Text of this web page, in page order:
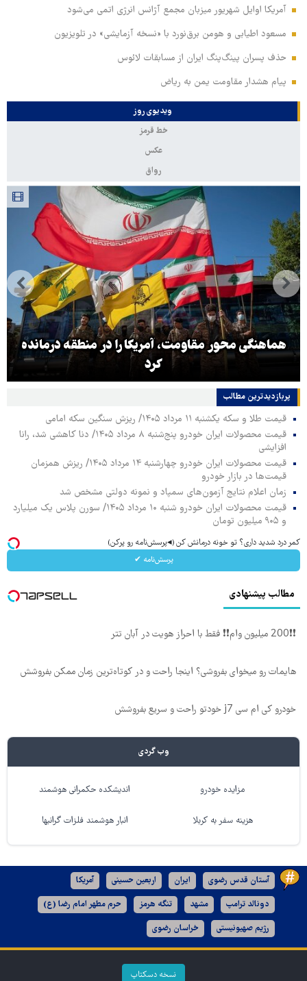
آمریکا اوایل شهریور میزبان مجمع آژانس انرژی اتمی می‌شود
مسعود اطیابی و هومن برق‌نورد با «نسخه آزمایشی» در تلویزیون
حذف پسران پینگ‌پنگ ایران از مسابقات لائوس
پیام هشدار مقاومت یمن به ریاض
ویدیوی روز
خط قرمز
عکس
رواق
هماهنگی محور مقاومت، آمریکا را در منطقه درمانده
کرد
پربازدیدترین‌ مطالب
قیمت طلا و سکه یکشنبه ۱۱ مرداد ۱۴۰۵/ ریزش سنگین سکه امامی
قیمت محصولات ایران خودرو پنج‌شنبه ۸ مرداد ۱۴۰۵/ دنا کاهشی شد، رانا
افزایشی
قیمت محصولات ایران خودرو چهارشنبه ۱۴ مرداد ۱۴۰۵/ ریزش همزمان
قیمت‌ها در بازار خودرو
زمان اعلام نتایج آزمون‌های سمپاد و نمونه دولتی مشخص شد
قیمت محصولات ایران خودرو شنبه ۱۰ مرداد ۱۴۰۵/ سورن پلاس یک میلیارد
و ۹۰۵ میلیون تومان
کمر درد شدید داری؟ تو خونه درمانش کن (◂پرسش‌نامه رو پرکن)
پرسش‌نامه ✔
مطالب پیشنهادی
❗❗200 میلیون وام❗❗ فقط با احراز هویت در آبان تتر
هایمات رو میخوای بفروشی؟ اینجا راحت و در کوتاه‌ترین زمان ممکن بفروشش
خودرو کی ام سی j7 خودتو راحت و سریع بفروشش
وب گردی
مزایده خودرو اندیشکده حکمرانی هوشمند
هزینه سفر به کربلا انبار هوشمند فلزات گرانبها
آستان قدس رضوی ایران اربعین حسینی آمریکا
دونالد ترامپ مشهد تنگه هرمز حرم مطهر امام رضا (ع)
رژیم صهیونیستی خراسان رضوی
نسخه دسکتاپ